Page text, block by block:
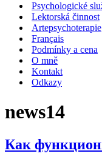
Psychologické
Lektorská činnost
Artepsychoterapie
Français
Podmínky a cena
O mně
Kontakt
Odkazy
news14
Как